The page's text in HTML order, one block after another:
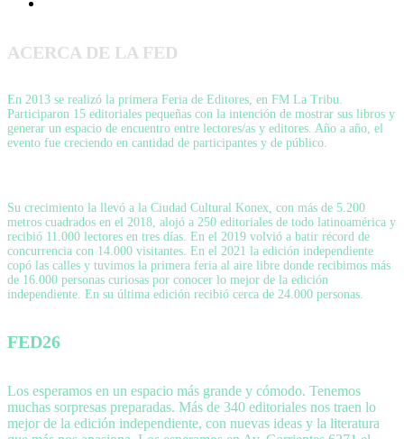
ACERCA DE LA FED
En 2013 se realizó la primera Feria de Editores, en FM La Tribu.
Participaron 15 editoriales pequeñas con la intención de mostrar sus libros y
generar un espacio de encuentro entre lectores/as y editores. Año a año, el
evento fue creciendo en cantidad de participantes y de público.
Su crecimiento la llevó a la Ciudad Cultural Konex, con más de 5.200
metros cuadrados en el 2018, alojó a 250 editoriales de todo latinoamérica y
recibió 11.000 lectores en tres días. En el 2019 volvió a batir récord de
concurrencia con 14.000 visitantes. En el 2021 la edición independiente
copó las calles y tuvimos la primera feria al aire libre donde recibimos más
de 16.000 personas curiosas por conocer lo mejor de la edición
independiente. En su última edición recibió cerca de 24.000 personas.
FED26
Los esperamos en un espacio más grande y cómodo. Tenemos
muchas sorpresas preparadas. Más de 340 editoriales nos traen lo
mejor de la edición independiente, con nuevas ideas y la literatura